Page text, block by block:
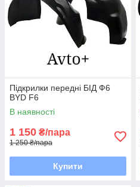
Підкрилки передні БІД Ф6
BYD F6
В наявності
1 150 ₴/пара
1 250 ₴/пара
Купити